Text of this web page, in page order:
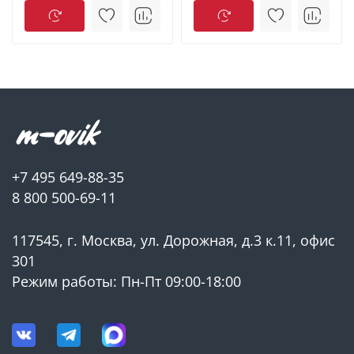
делает этот погружной насос для воды
оптимальным решением для строительных и
аварийных работ.
► ПРЕИМУЩЕСТВА МОДЕЛИ
★ Минимальный остаточный уровень — всего 3 мм,
воды
★ Идеален как насос для откачки воды с пола и
ровных поверхностей
настраивать поплавок вручную, как у классических
моделей
+7 495 649-88-35
8 800 500-69-11
117545, г. Москва, ул. Дорожная, д.3 к.11, офис
301
Режим работы: Пн-Пт 09:00-18:00